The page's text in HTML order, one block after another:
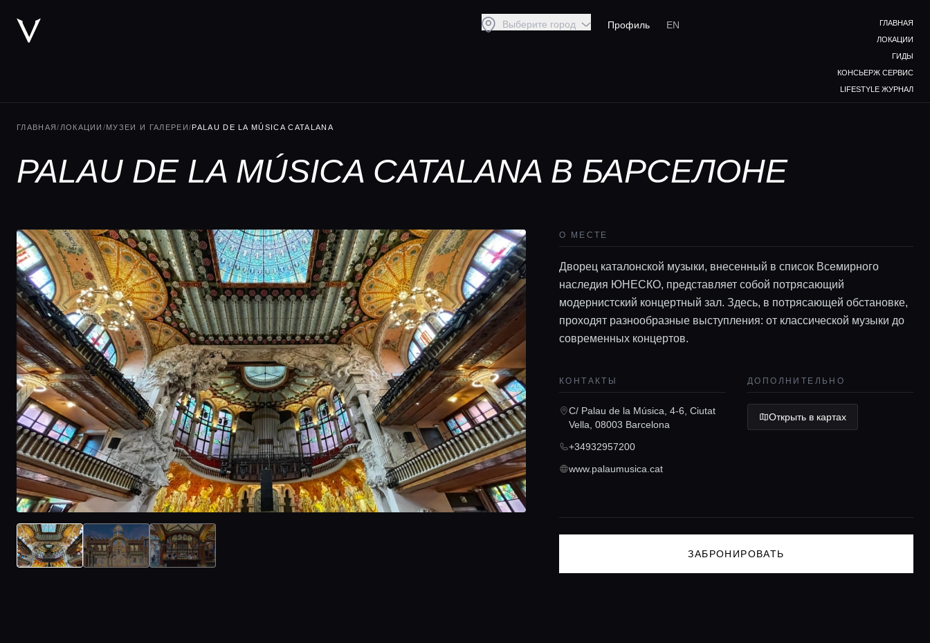
Выберите город Профиль EN
ГЛАВНАЯ
ЛОКАЦИИ
ГИДЫ
КОНСЬЕРЖ СЕРВИС
LIFESTYLE ЖУРНАЛ
ГЛАВНАЯ/ ЛОКАЦИИ /МУЗЕИ И ГАЛЕРЕИ/PALAU DE LA MÚSICA CATALANA
PALAU DE LA MÚSICA CATALANA В БАРСЕЛОНЕ
О МЕСТЕ
Дворец каталонской музыки, внесенный в список Всемирного
наследия ЮНЕСКО, представляет собой потрясающий
модернистский концертный зал. Здесь, в потрясающей обстановке,
проходят разнообразные выступления: от классической музыки до
современных концертов.
КОНТАКТЫ
C/ Palau de la Música, 4-6, Ciutat
Vella, 08003 Barcelona
+34932957200
www.palaumusica.cat
ДОПОЛНИТЕЛЬНО
Открыть в картах
ЗАБРОНИРОВАТЬ